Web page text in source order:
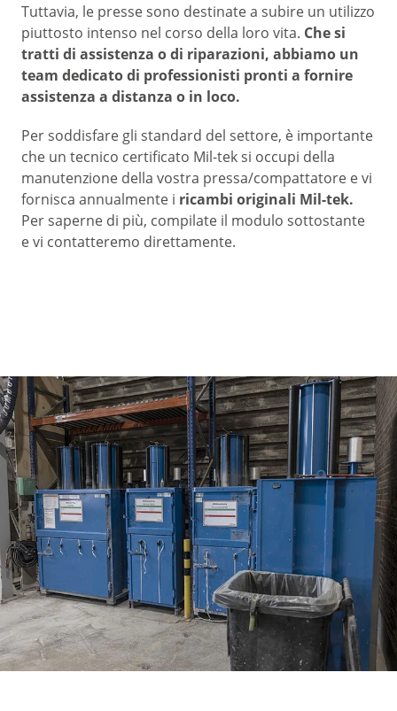
Tuttavia, le presse sono destinate a subire un utilizzo
piuttosto intenso nel corso della loro vita. Che si
tratti di assistenza o di riparazioni, abbiamo un
team dedicato di professionisti pronti a fornire
assistenza a distanza o in loco.
Per soddisfare gli standard del settore, è importante
che un tecnico certificato Mil-tek si occupi della
manutenzione della vostra pressa/compattatore e vi
fornisca annualmente i ricambi originali Mil-tek.
Per saperne di più, compilate il modulo sottostante
e vi contatteremo direttamente.